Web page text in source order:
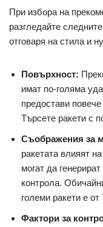
При избора на
разгледайте
отговаря на стила и
Повърхност:
имат по-голяма
предостави
Търсете ракети с
Съображения за
ракетата влияят
могат да
контрола.
големи ракети е
Фактори за